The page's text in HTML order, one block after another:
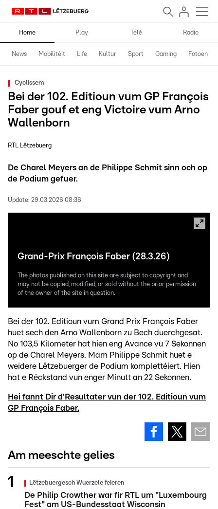
Home Play Télé Radio
News Mobilitéit Life Kultur Sport Gaming Fotoen
Cyclissem
Bei der 102. Editioun vum GP François
Faber gouf et eng Victoire vum Arno
Wallenborn
RTL Lëtzebuerg
De Charel Meyers an de Philippe Schmit sinn och op
de Podium gefuer.
Update: 29.03.2026 08:36
Grand-Prix François Faber (28.3.26)
The photos published on this site are subject to copyright and
may not be copied, modified, or sold without the prior permission
of the owner of the site in question.
Bei der 102. Editioun vum Grand Prix François Faber
huet sech den Arno Wallenborn zu Bech duerchgesat.
No 103,5 Kilometer hat hien eng Avance vu 7 Sekonnen
op de Charel Meyers. Mam Philippe Schmit huet e
weidere Lëtzebuerger de Podium komplettéiert. Hien
hat e Réckstand vun enger Minutt an 22 Sekonnen.
Hei fannt Dir d'Resultater vun der 102. Editioun vum
GP François Faber.
Am meeschte gelies
Lëtzebuergesch Wuerzele feieren
De Philip Crowther war fir RTL um "Luxembourg
Fest" am US-Bundesstaat Wisconsin